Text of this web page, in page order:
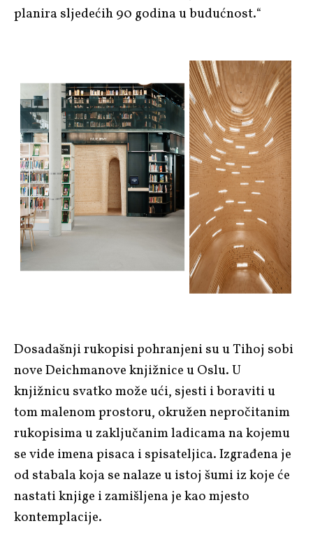
planira sljedećih 90 godina u budućnost.“
Dosadašnji rukopisi pohranjeni su u Tihoj sobi
nove Deichmanove knjižnice u Oslu. U
knjižnicu svatko može ući, sjesti i boraviti u
tom malenom prostoru, okružen nepročitanim
rukopisima u zaključanim ladicama na kojemu
se vide imena pisaca i spisateljica. Izgrađena je
od stabala koja se nalaze u istoj šumi iz koje će
nastati knjige i zamišljena je kao mjesto
kontemplacije.